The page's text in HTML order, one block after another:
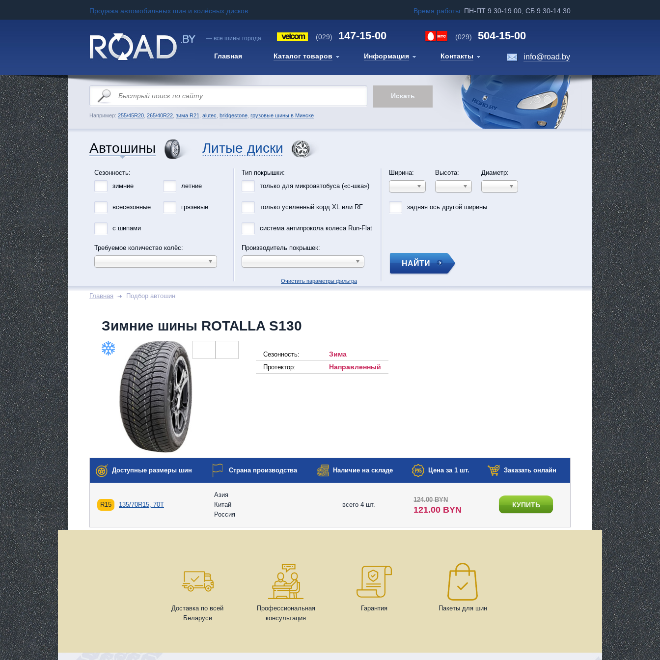
Продажа автомобильных шин и колёсных дисков Время работы: ПН-ПТ 9.30-19.00, СБ 9.30-14.30
— все шины города (029) 147-15-00 (029) 504-15-00
Главная Каталог товаров Информация Контакты info@road.by
Например: 255/45R20 265/40R22 зима R21 alutec bridgestone грузовые шины в Минске
Автошины Литые диски
Сезонность:
зимние
летние
всесезонные грязевые
с шипами
Требуемое количество колёс:
Тип покрышки:
только для микроавтобуса («с-шка»)
только усиленный корд XL или RF
система антипрокола колеса Run-Flat
Производитель покрышек:
Ширина: Высота: Диаметр:
задняя ось другой ширины
НАЙТИ
Очистить параметры фильтра
Главная Подбор автошин
Зимние шины ROTALLA S130
Сезонность: Зима
Протектор: Направленный
Доступные размеры шин Страна производства Наличие на складе Цена за 1 шт. Заказать онлайн
R15 135/70R15, 70T
Азия
Китай
Россия
всего 4 шт.
124.00 BYN
121.00 BYN КУПИТЬ
Доставка по всей
Беларуси
Профессиональная
консультация
Гарантия Пакеты для шин